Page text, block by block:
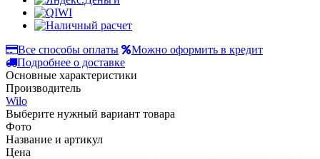
Все способы оплаты
Можно оформить в кредит
Подробнее о доставке
Основные характеристики
Производитель
Wilo
Выберите нужный вариант товара
Фото
Название и артикул
Цена